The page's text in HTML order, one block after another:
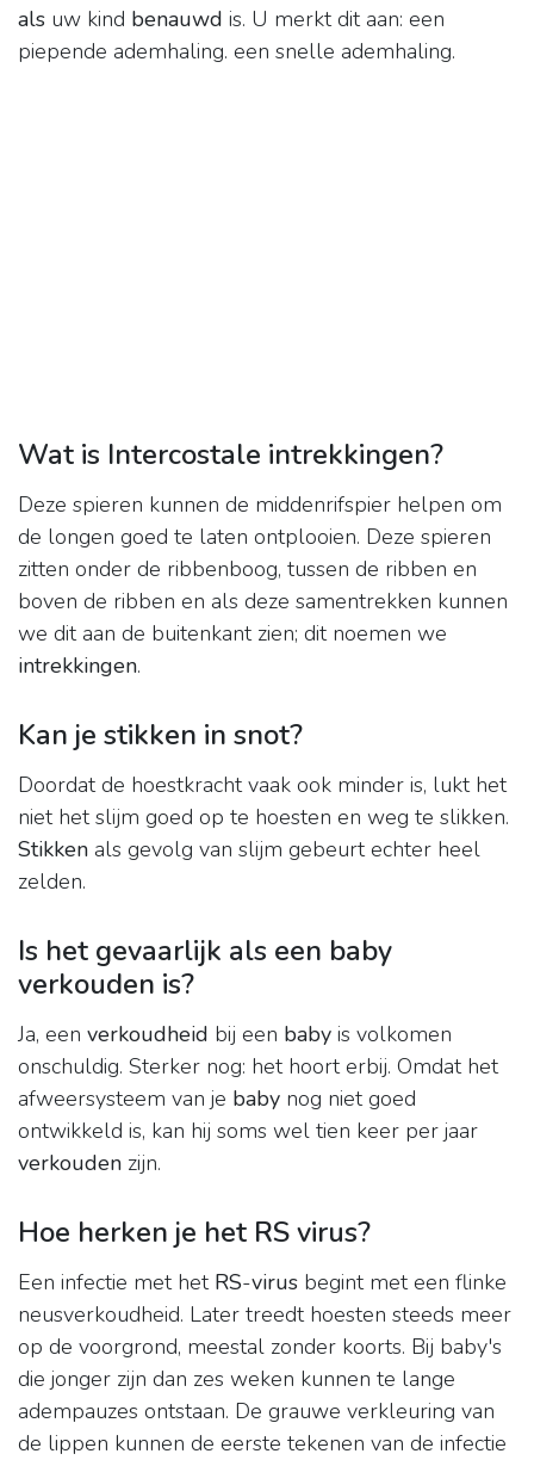
als uw kind benauwd is. U merkt dit aan: een
piepende ademhaling. een snelle ademhaling.
Wat is Intercostale intrekkingen?
Deze spieren kunnen de middenrifspier helpen om
de longen goed te laten ontplooien. Deze spieren
zitten onder de ribbenboog, tussen de ribben en
boven de ribben en als deze samentrekken kunnen
we dit aan de buitenkant zien; dit noemen we
intrekkingen.
Kan je stikken in snot?
Doordat de hoestkracht vaak ook minder is, lukt het
niet het slijm goed op te hoesten en weg te slikken.
Stikken als gevolg van slijm gebeurt echter heel
zelden.
Is het gevaarlijk als een baby
verkouden is?
Ja, een verkoudheid bij een baby is volkomen
onschuldig. Sterker nog: het hoort erbij. Omdat het
afweersysteem van je baby nog niet goed
ontwikkeld is, kan hij soms wel tien keer per jaar
verkouden zijn.
Hoe herken je het RS virus?
Een infectie met het RS-virus begint met een flinke
neusverkoudheid. Later treedt hoesten steeds meer
op de voorgrond, meestal zonder koorts. Bij baby's
die jonger zijn dan zes weken kunnen te lange
adempauzes ontstaan. De grauwe verkleuring van
de lippen kunnen de eerste tekenen van de infectie